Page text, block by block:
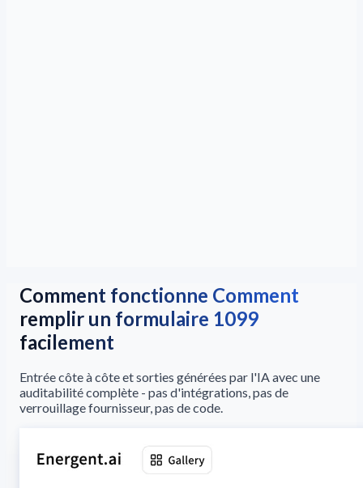
Comment fonctionne Comment
remplir un formulaire 1099
facilement
Entrée côte à côte et sorties générées par l'IA avec une
auditabilité complète - pas d'intégrations, pas de
verrouillage fournisseur, pas de code.